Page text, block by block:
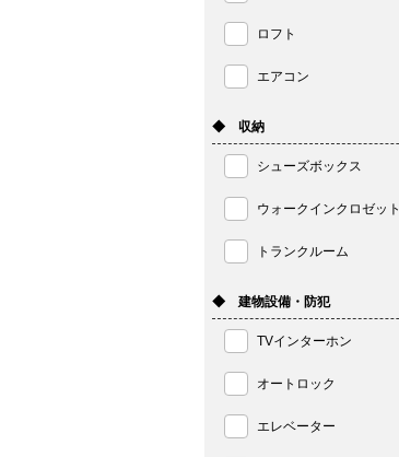
ロフト
エアコン
◆ 収納
シューズボックス
ウォークインクロゼット
トランクルーム
◆ 建物設備・防犯
TVインターホン
オートロック
エレベーター